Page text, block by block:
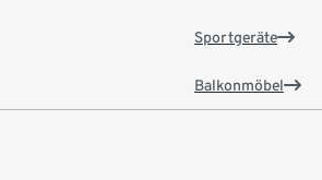
Sportgeräte
Balkonmöbel